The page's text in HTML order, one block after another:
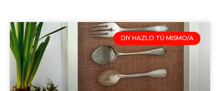
DIY HAZLO TÚ MISMO/A